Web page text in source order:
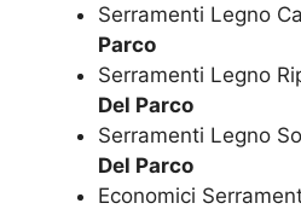
Serramenti Legno
Parco
Serramenti Legno
Del Parco
Serramenti Legno
Del Parco
Economici